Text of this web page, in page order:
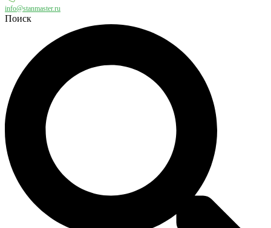
info@stanmaster.ru
Поиск